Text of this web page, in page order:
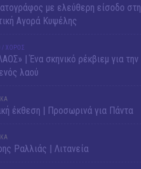
με ελεύθερη είσοδο στη
Αγορά Κυψέλης
/ ΧΟΡΟΣ
| Ένα σκηνικό ρέκβιεμ για την
λαού
έκθεση | Προσωρινά για Πάντα
Ραλλιάς | Λιτανεία